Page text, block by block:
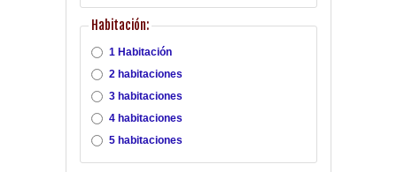
Habitación:
1 Habitación
2 habitaciones
3 habitaciones
4 habitaciones
5 habitaciones